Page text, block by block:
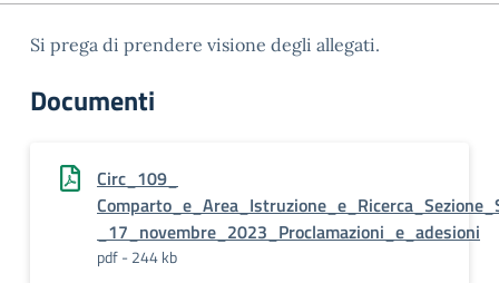
Si prega di prendere visione degli allegati.
Documenti
Circ_109_
_17_novembre_2023_Proclamazioni_e_adesioni
pdf - 244 kb